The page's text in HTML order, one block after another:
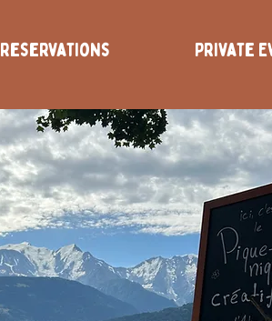
Reservations Private